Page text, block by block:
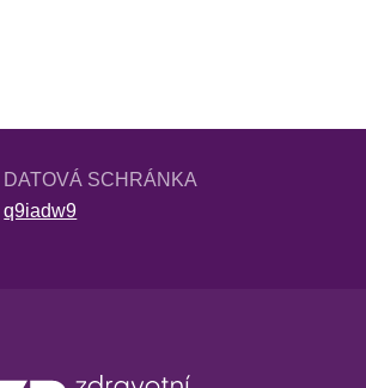
DATOVÁ SCHRÁNKA
q9iadw9